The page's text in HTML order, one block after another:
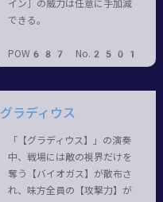
イン］の威力は任意に手加減
できる。
POW687 No.2501
グラディウス
「【グラディウス】」の演奏
中、戦場には敵の視界だけを
奪う【バイオガス】が散布さ
れ、味方全員の【攻撃力】が